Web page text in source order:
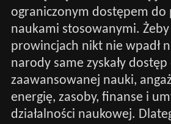
ograniczonym dostępem do
naukami stosowanymi.
prowincjach nikt nie wpadł
narody same zyskały dostęp
zaawansowanej nauki,
energię, zasoby, finanse i
działalności naukowej.